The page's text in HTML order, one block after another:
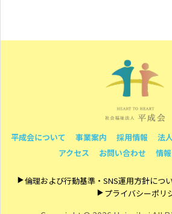
平成会について 事業案内 採用情報 法
アクセス
お問い合わせ 情
倫理および行動基準・SNS運用方針につ
プライバシーポリ